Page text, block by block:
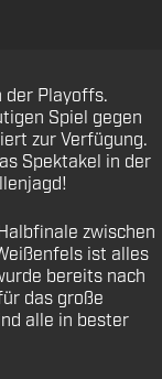
der Playoffs.
Spiel gegen
zur Verfügung.
Spektakel in der
zwischen
ist alles
bereits nach
das große
alle in bester